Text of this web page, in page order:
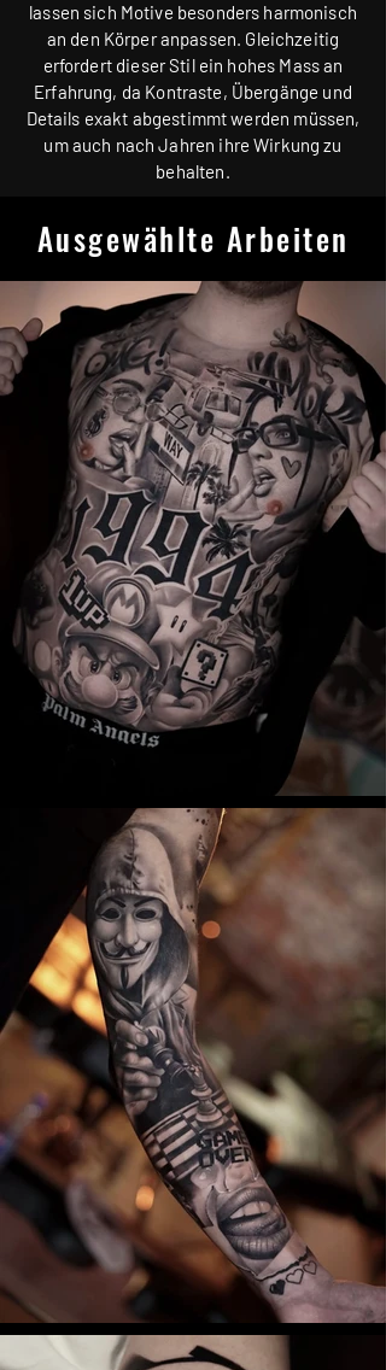
lassen sich Motive besonders harmonisch
an den Körper anpassen. Gleichzeitig
erfordert dieser Stil ein hohes Mass an
Erfahrung, da Kontraste, Übergänge und
Details exakt abgestimmt werden müssen,
um auch nach Jahren ihre Wirkung zu
behalten.
Ausgewählte Arbeiten